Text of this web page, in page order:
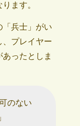
ます。
兵士」がい
、プレイヤー
ったとしま
のない